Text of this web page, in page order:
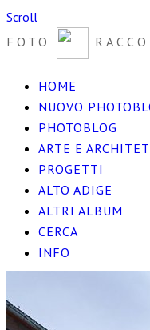
Scroll
FOTO
HOME
NUOVO
PHOTOBLOG
ARTE E
PROGETTI
ALTO ADIGE
ALTRI ALBUM
CERCA
INFO